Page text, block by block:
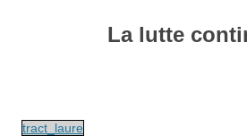
La lutte
tract_laure